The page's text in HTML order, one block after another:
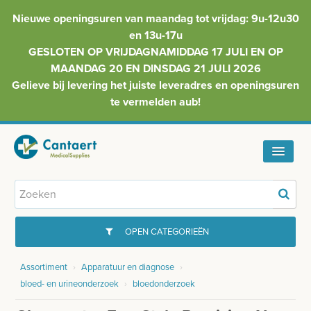
Nieuwe openingsuren van maandag tot vrijdag: 9u-12u30
en 13u-17u
GESLOTEN OP VRIJDAGNAMIDDAG 17 JULI EN OP
MAANDAG 20 EN DINSDAG 21 JULI 2026
Gelieve bij levering het juiste leveradres en openingsuren
te vermelden aub!
HOME
INFO
OPEN CATEGORIEËN
GYNAECOLOGIE
Assortiment › Apparatuur en diagnose ›
bloed- en urineonderzoek › bloedonderzoek